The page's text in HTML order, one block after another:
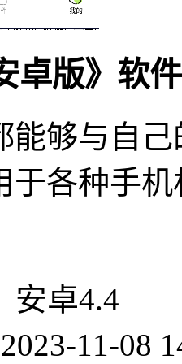
卓版》软
能够与自
于各种手
安卓4.4
11-08